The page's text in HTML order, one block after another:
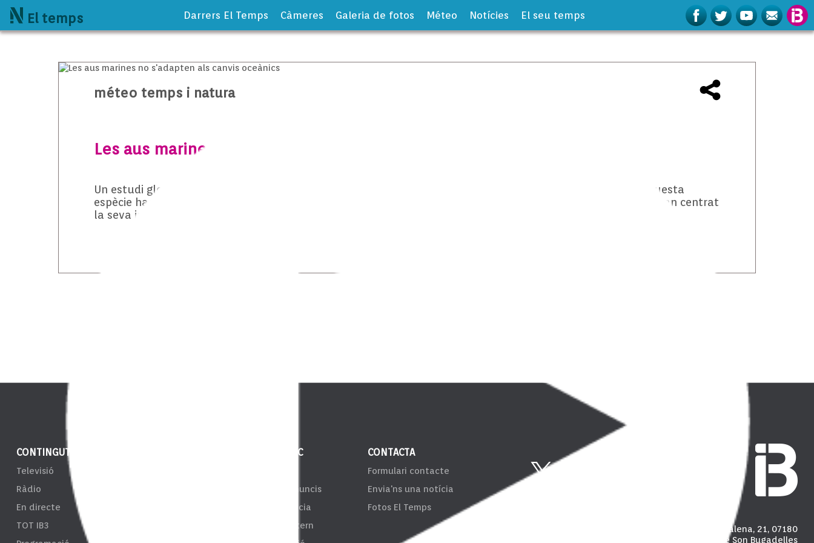
El temps Darrers El Temps Càmeres Galeria de fotos Méteo Notícies El seu temps
méteo temps i natura
Les aus marines no s’adapten als canvis oceànics
Un estudi global ha analitzat si les aus marines s’han adaptat al climàtic. S’ha observat si els animals d’aquesta
espècie han canviat les seves èpoques de reproducció. Aquí a Balears han participat membres de l’IMEDEA i han centrat
la seva investigació en el virot gros.
CONTINGUT
Televisió
Ràdio
En directe
TOT IB3
ENS PÚBLIC
Tauler d'anuncis
Transparència
Sistema Intern
CONTACTA
Formulari contacte
Envia'ns una notícia
Fotos El Temps
Carrer Madalena, 21, 07180
Polígon industrial de Son Bugadelles